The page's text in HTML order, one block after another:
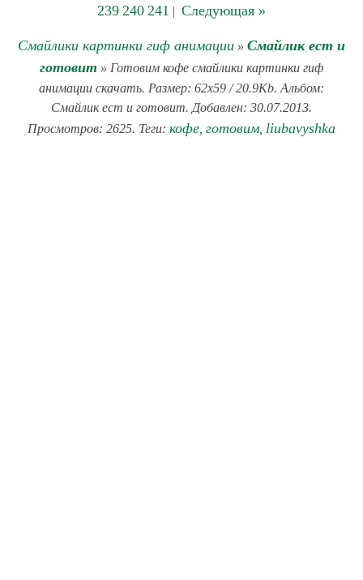
239 240 241 | Следующая »
Смайлики картинки гиф анимации » Смайлик ест и
готовит » Готовим кофе смайлики картинки гиф
анимации скачать. Размер: 62x59 / 20.9Kb. Альбом:
Смайлик ест и готовит. Добавлен: 30.07.2013.
Просмотров: 2625. Теги: кофе готовим liubavyshka